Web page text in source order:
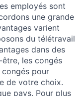
employés sont
une grande
varient
du télétravail
dans des
les congés
pour
de votre choix.
pays. Pour plus